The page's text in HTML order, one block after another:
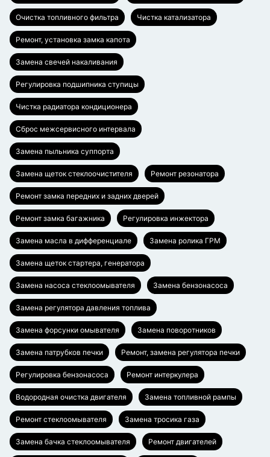
Очистка топливного фильтра Чистка катализатора
Ремонт, установка замка капота
Замена свечей накаливания
Регулировка подшипника ступицы
Чистка радиатора кондиционера
Сброс межсервисного интервала
Замена пыльника суппорта
Замена щеток стеклоочистителя Ремонт резонатора
Ремонт замка передних и задних дверей
Ремонт замка багажника Регулировка инжектора
Замена масла в дифференциале Замена ролика ГРМ
Замена щеток стартера, генератора
Замена насоса стеклоомывателя Замена бензонасоса
Замена регулятора давления топлива
Замена форсунки омывателя Замена поворотников
Замена патрубков печки Ремонт, замена регулятора печки
Регулировка бензонасоса Ремонт интеркулера
Водородная очистка двигателя Замена топливной рампы
Ремонт стеклоомывателя Замена тросика газа
Замена бачка стеклоомывателя Ремонт двигателей